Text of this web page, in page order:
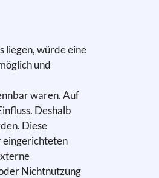
liegen, würde eine
und
waren. Auf
Deshalb
Diese
eingerichteten
Nichtnutzung